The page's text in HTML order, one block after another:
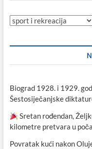
Kategorije
Biograd 1928. i 1929.
Šestosiječanjske
Sretan rođendan,
kilometre pretvara u
Povratak kući nakon